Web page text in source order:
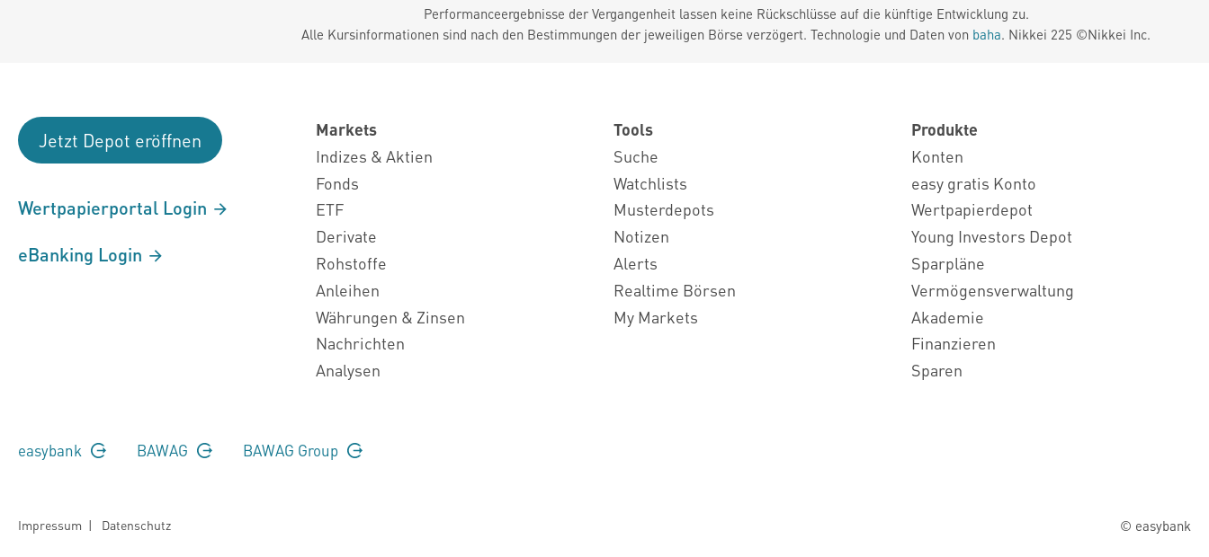
Performanceergebnisse der Vergangenheit lassen keine Rückschlüsse auf die künftige Entwicklung zu.
Alle Kursinformationen sind nach den Bestimmungen der jeweiligen Börse verzögert. Technologie und Daten von baha. Nikkei 225 ©Nikkei Inc.
Jetzt Depot eröffnen
Wertpapierportal Login
eBanking Login
Markets
Indizes & Aktien
Fonds
ETF
Derivate
Rohstoffe
Anleihen
Währungen & Zinsen
Nachrichten
Analysen
Tools
Suche
Watchlists
Musterdepots
Notizen
Alerts
Realtime Börsen
My Markets
Produkte
Konten
easy gratis Konto
Wertpapierdepot
Young Investors Depot
Sparpläne
Vermögensverwaltung
Akademie
Finanzieren
Sparen
easybank BAWAG BAWAG Group
Impressum | Datenschutz © easybank